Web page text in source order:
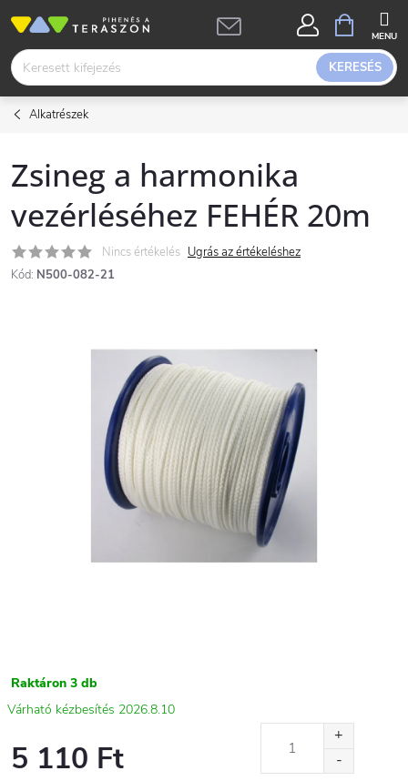
tartalomhoz
KERESÉS
KOSÁR
Alkatrészek
Zsineg a harmonika
vezérléséhez FEHÉR 20m
Nincs értékelés Ugrás az értékeléshez
Kód: N500-082-21
Raktáron 3 db
2026.8.10
5 110 Ft